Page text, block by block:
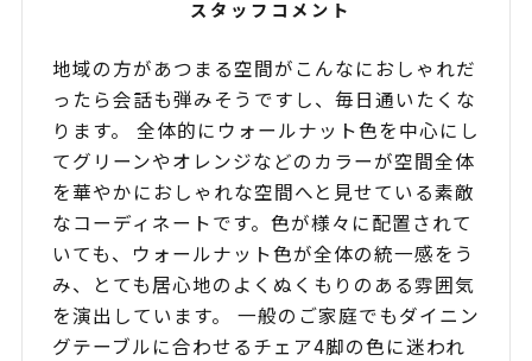
スタッフコメント
地域の方があつまる空間がこんなにおしゃれだ
ったら会話も弾みそうですし、毎日通いたくな
ります。 全体的にウォールナット色を中心にし
てグリーンやオレンジなどのカラーが空間全体
を華やかにおしゃれな空間へと見せている素敵
なコーディネートです。色が様々に配置されて
いても、ウォールナット色が全体の統一感をう
み、とても居心地のよくぬくもりのある雰囲気
を演出しています。 一般のご家庭でもダイニン
グテーブルに合わせるチェア4脚の色に迷われ